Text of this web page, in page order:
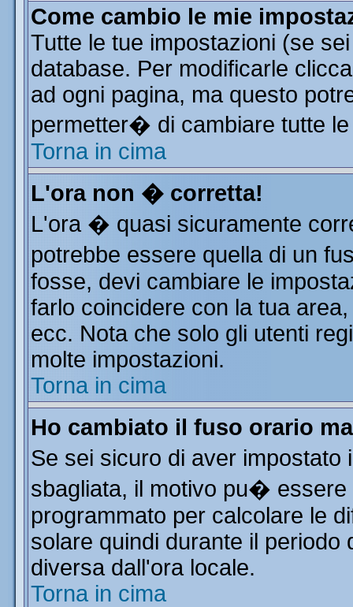
Come cambio le mie
Tutte le tue impostazioni (se
database. Per modificarle
ad ogni pagina, ma questo
permetter� di cambiare tutte
Torna in cima
L'ora non � corretta!
L'ora � quasi sicuramente
potrebbe essere quella di un
fosse, devi cambiare le
farlo coincidere con la tua
ecc. Nota che solo gli utenti
molte impostazioni.
Torna in cima
Ho cambiato il fuso orario
Se sei sicuro di aver
sbagliata, il motivo pu�
programmato per calcolare le
solare quindi durante il
diversa dall'ora locale.
Torna in cima